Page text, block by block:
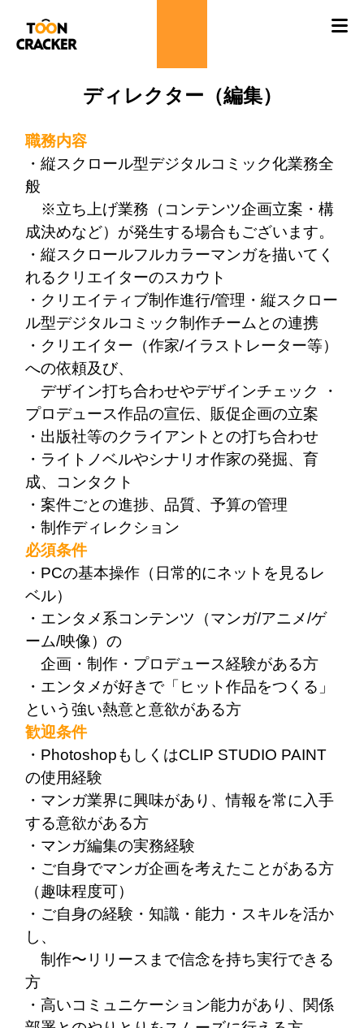
ディレクター（編集）
職務内容
・縦スクロール型デジタルコミック化業務全
般
※立ち上げ業務（コンテンツ企画立案・構
成決めなど）が発生する場合もございます。
・縦スクロールフルカラーマンガを描いてく
れるクリエイターのスカウト
・クリエイティブ制作進行/管理・縦スクロー
ル型デジタルコミック制作チームとの連携
・クリエイター（作家/イラストレーター等）
への依頼及び、
デザイン打ち合わせやデザインチェック ・
プロデュース作品の宣伝、販促企画の立案
・出版社等のクライアントとの打ち合わせ
・ライトノベルやシナリオ作家の発掘、育
成、コンタクト
・案件ごとの進捗、品質、予算の管理
・制作ディレクション
必須条件
・PCの基本操作（日常的にネットを見るレ
ベル）
・エンタメ系コンテンツ（マンガ/アニメ/ゲ
ーム/映像）の
企画・制作・プロデュース経験がある方
・エンタメが好きで「ヒット作品をつくる」
という強い熱意と意欲がある方
歓迎条件
・PhotoshopもしくはCLIP STUDIO PAINT
の使用経験
・マンガ業界に興味があり、情報を常に入手
する意欲がある方
・マンガ編集の実務経験
・ご自身でマンガ企画を考えたことがある方
（趣味程度可）
・ご自身の経験・知識・能力・スキルを活か
し、
制作〜リリースまで信念を持ち実行できる
方
・高いコミュニケーション能力があり、関係